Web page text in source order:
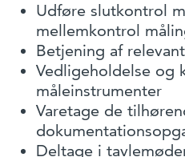
Udføre slutkontrol
mellemkontrol
Betjening af
Vedligeholdelse og
måleinstrumenter
Varetage de
Deltage i